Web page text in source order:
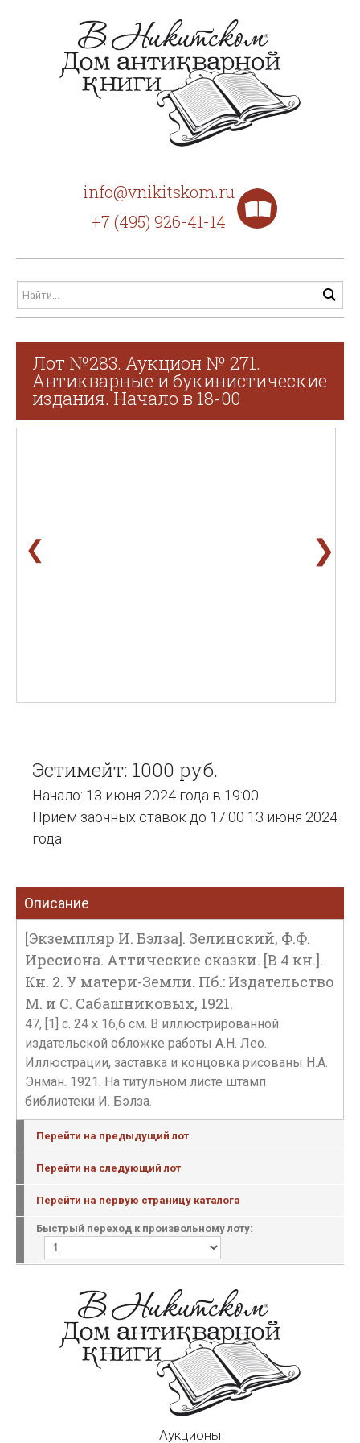
info@vnikitskom.ru
+7 (495) 926-41-14
Лот №283. Аукцион № 271.
Антикварные и букинистические
издания. Начало в 18-00
❮ ❯
Эстимейт: 1000 руб.
Начало: 13 июня 2024 года в 19:00
Прием заочных ставок до 17:00 13 июня 2024
года
Описание
[Экземпляр И. Бэлза]. Зелинский, Ф.Ф.
Иресиона. Аттические сказки. [В 4 кн.].
Кн. 2. У матери-Земли. Пб.: Издательство
М. и С. Сабашниковых, 1921.
47, [1] с. 24 х 16,6 см. В иллюстрированной
издательской обложке работы А.Н. Лео.
Иллюстрации, заставка и концовка рисованы Н.А.
Энман. 1921. На титульном листе штамп
библиотеки И. Бэлза.
Перейти на предыдущий лот
Перейти на следующий лот
Перейти на первую страницу каталога
Быстрый переход к произвольному лоту:
Аукционы